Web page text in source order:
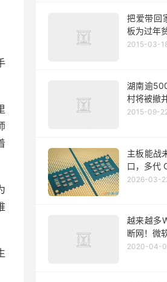
把爱带回
板为过年
2015-03-
湖南逾
村将被撤
2015-09-
主板能战
口，多代
2026-03-
越来越多
断网！微
2020-04-